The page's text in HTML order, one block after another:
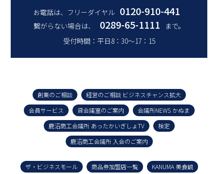
お電話は、フリーダイヤル 0120-910-441
繋がらない場合は、 0289-65-1111
まで。
受付時間：平日8：30～17：15
創業のご相談
経営のご相談 ビジネスチャンス拡大
会員サービス
貸会議室のご案内
会議所NEWS かぬま
鹿沼商工会議所 あったかいぎしょTV
検定
鹿沼商工会議所 入会のご案内
ザ・ビジネスモール 商品券加盟店一覧 KANUMA 美食観